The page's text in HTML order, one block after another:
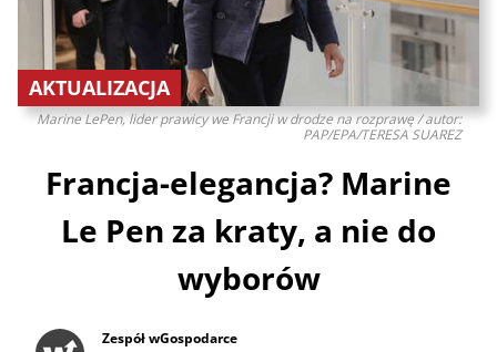
Marine LePen, lider prawicy we Francji w drodze na rozprawę / autor:
PAP/EPA/TERESA SUAREZ
AKTUALIZACJA
Francja-elegancja? Marine
Le Pen za kraty, a nie do
wyborów
Zespół wGospodarce